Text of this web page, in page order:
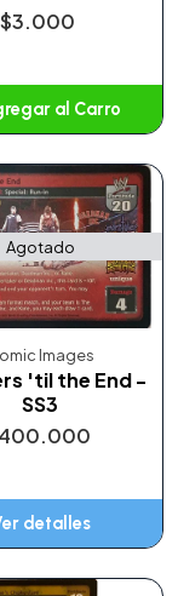
$3.000
al Carro
Agotado
Images
'til the End -
SS3
detalles